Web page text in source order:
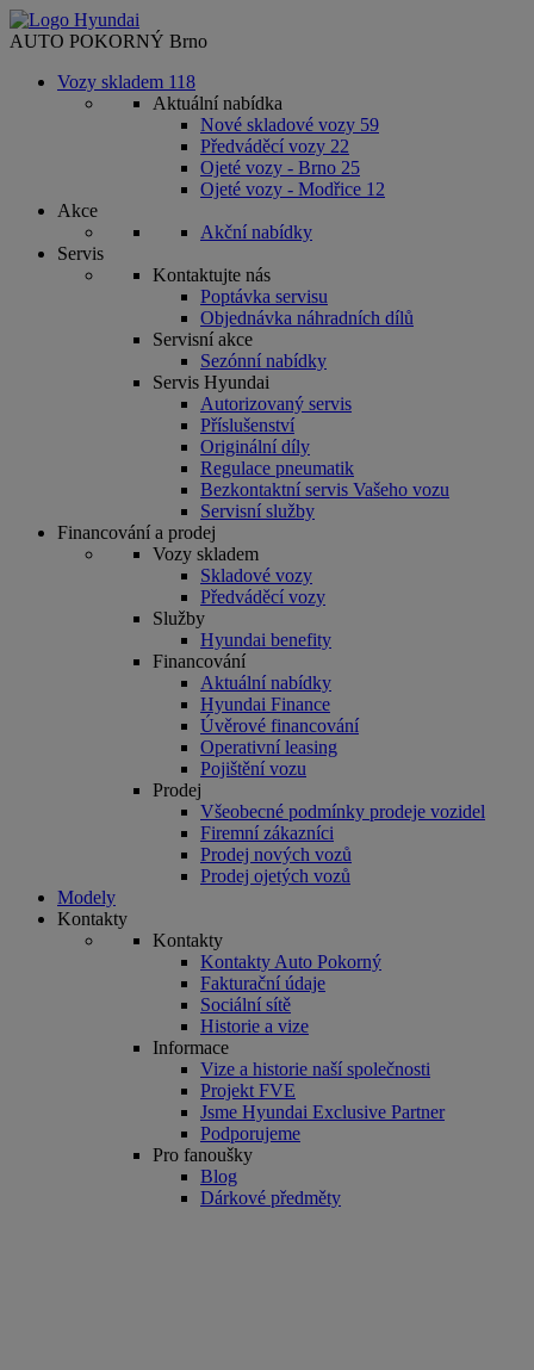
AUTO POKORNÝ Brno
Vozy skladem 118
Aktuální nabídka
Nové skladové vozy 59
Předváděcí vozy 22
Ojeté vozy - Brno 25
Ojeté vozy - Modřice 12
Akce
Akční nabídky
Servis
Kontaktujte nás
Poptávka servisu
Objednávka náhradních dílů
Servisní akce
Sezónní nabídky
Servis Hyundai
Autorizovaný servis
Příslušenství
Originální díly
Regulace pneumatik
Bezkontaktní servis Vašeho vozu
Servisní služby
Financování a prodej
Vozy skladem
Skladové vozy
Předváděcí vozy
Služby
Hyundai benefity
Financování
Aktuální nabídky
Hyundai Finance
Úvěrové financování
Operativní leasing
Pojištění vozu
Prodej
Všeobecné podmínky prodeje vozidel
Firemní zákazníci
Prodej nových vozů
Prodej ojetých vozů
Modely
Kontakty
Kontakty
Kontakty Auto Pokorný
Fakturační údaje
Sociální sítě
Historie a vize
Informace
Vize a historie naší společnosti
Projekt FVE
Jsme Hyundai Exclusive Partner
Podporujeme
Pro fanoušky
Blog
Dárkové předměty